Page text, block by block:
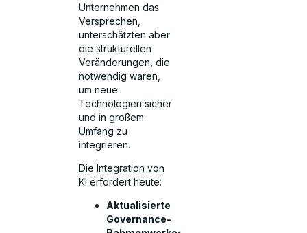
Unternehmen das
Versprechen,
unterschätzten aber
die strukturellen
Veränderungen, die
notwendig waren,
um neue
Technologien sicher
und in großem
Umfang zu
integrieren.
Die Integration von
KI erfordert heute:
Aktualisierte
Governance-